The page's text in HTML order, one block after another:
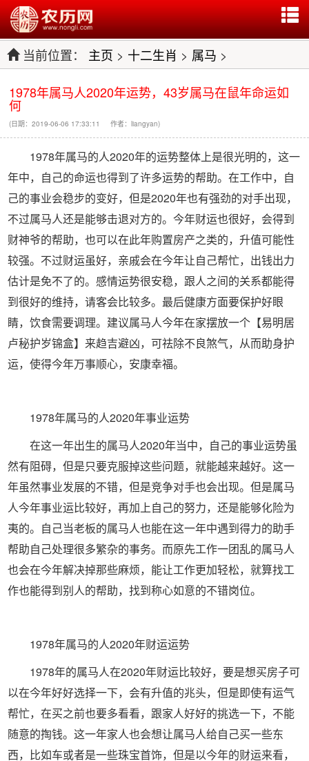
当前位置： 主页 > 十二生肖 > 属马 >
1978年属马人2020年运势，43岁属马在鼠年命运如
何
(日期：2019-06-06 17:33:11 作者：liangyan)
1978年属马的人2020年的运势整体上是很光明的，这一
年中，自己的命运也得到了许多运势的帮助。在工作中，自
己的事业会稳步的变好，但是2020年也有强劲的对手出现，
不过属马人还是能够击退对方的。今年财运也很好，会得到
财神爷的帮助，也可以在此年购置房产之类的，升值可能性
较强。不过财运虽好，亲戚会在今年让自己帮忙，出钱出力
估计是免不了的。感情运势很安稳，跟人之间的关系都能得
到很好的维持，请客会比较多。最后健康方面要保护好眼
睛，饮食需要调理。建议属马人今年在家摆放一个【易明居
卢秘护岁锦盒】来趋吉避凶，可祛除不良煞气，从而助身护
运，使得今年万事顺心，安康幸福。
1978年属马的人2020年事业运势
在这一年出生的属马人2020年当中，自己的事业运势虽
然有阻碍，但是只要克服掉这些问题，就能越来越好。这一
年虽然事业发展的不错，但是竞争对手也会出现。但是属马
人今年事业运比较好，再加上自己的努力，还是能够化险为
夷的。自己当老板的属马人也能在这一年中遇到得力的助手
帮助自己处理很多繁杂的事务。而原先工作一团乱的属马人
也会在今年解决掉那些麻烦，能让工作更加轻松，就算找工
作也能得到别人的帮助，找到称心如意的不错岗位。
1978年属马的人2020年财运运势
1978年的属马人在2020年财运比较好，要是想买房子可
以在今年好好选择一下，会有升值的兆头，但是即使有运气
帮忙，在买之前也要多看看，跟家人好好的挑选一下，不能
随意的掏钱。这一年家人也会想让属马人给自己买一些东
西，比如车或者是一些珠宝首饰，但是以今年的财运来看，